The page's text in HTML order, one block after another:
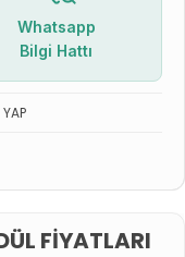
Whatsapp
Bilgi Hattı
FIYATLARI